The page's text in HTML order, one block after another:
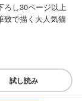
ろし30ページ以上
致で描く大人気猫
試し読み